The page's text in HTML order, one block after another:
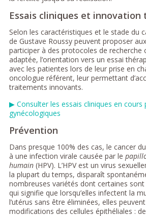
Essais cliniques et
Selon les caractéristiques et le stade du
de Gustave Roussy peuvent proposer
participer à des protocoles de recherche
adaptée, l’orientation vers un essai
avec les patientes lors de leur prise en
oncologue référent, leur permettant
traitements innovants.
▶ Consulter les essais cliniques en cours
gynécologiques
Prévention
Dans presque 100% des cas, le cancer
à une infection virale causée par le
humain(HPV). L’HPV est un virus
la plupart du temps, disparaît
nombreuses variétés dont certaines
qui signifie que lorsqu’elles infectent la
l’utérus sans être éliminées, elles
modifications des cellules épithéliales :